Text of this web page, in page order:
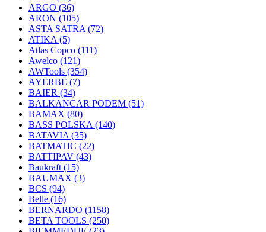
ARGO (36)
ARON (105)
ASTA SATRA (72)
ATIKA (5)
Atlas Copco (111)
Awelco (121)
AWTools (354)
AYERBE (7)
BAIER (34)
BALKANCAR PODEM (51)
BAMAX (80)
BASS POLSKA (140)
BATAVIA (35)
BATMATIC (22)
BATTIPAV (43)
Baukraft (15)
BAUMAX (3)
BCS (94)
Belle (16)
BERNARDO (1158)
BETA TOOLS (250)